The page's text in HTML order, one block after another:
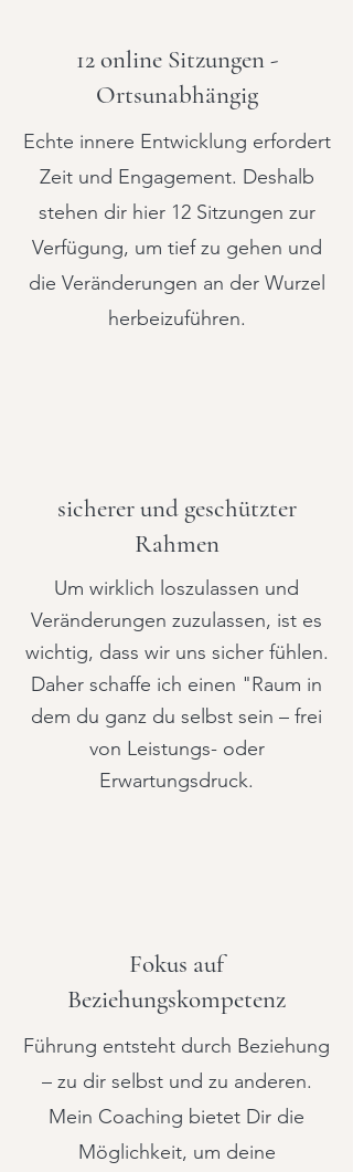
12 online Sitzungen -
Ortsunabhängig
Echte innere Entwicklung erfordert
Zeit und Engagement. Deshalb
stehen dir hier 12 Sitzungen zur
Verfügung, um tief zu gehen und
die Veränderungen an der Wurzel
herbeizuführen.
sicherer und geschützter
Rahmen
Um wirklich loszulassen und
Veränderungen zuzulassen, ist es
wichtig, dass wir uns sicher fühlen.
Daher schaffe ich einen "Raum in
dem du ganz du selbst sein – frei
von Leistungs- oder
Erwartungsdruck.
Fokus auf
Beziehungskompetenz
Führung entsteht durch Beziehung
– zu dir selbst und zu anderen.
Mein Coaching bietet Dir die
Möglichkeit, um deine